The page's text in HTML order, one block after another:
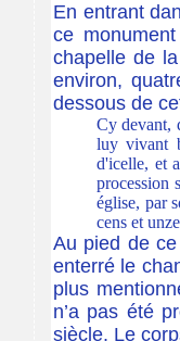
En entrant
ce
chapelle de
environ,
dessous de
Cy devant,
luy vivant
d'icelle, et
procession
église, par
cens et
Au pied de
enterré le
plus
n’a pas été
siècle. Le